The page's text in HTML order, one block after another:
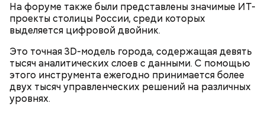
На форуме также были представлены значимые ИТ-
проекты столицы России, среди которых
выделяется цифровой двойник.
Это точная 3D-модель города, содержащая девять
тысяч аналитических слоев с данными. С помощью
этого инструмента ежегодно принимается более
двух тысяч управленческих решений на различных
уровнях.
Если большую часть работы выполняют роботы, то
что же остается людям?
В 1979 году впервые прошел фестиваль
современной музыки «Московская осень», на
котором исполнялись новые сочинения столичных
авторов. Тогда звучала симфоническая, камерная,
хоровая, джазовая и народная музыка, а также
проводились специальные концерты для детей.